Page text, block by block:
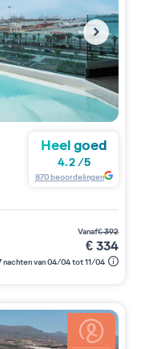
5
Heel goed
4.2 /5
870beoordelingen
vanaf€392
€334
nachten van 04/04 tot 11/04